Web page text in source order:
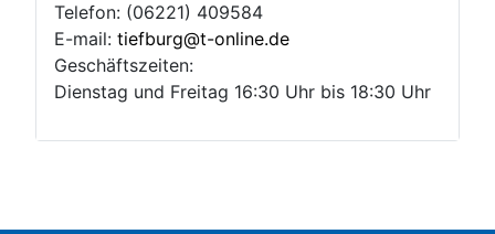
Telefon: (06221) 409584
E-mail: tiefburg@t-online.de
Geschäftszeiten:
Dienstag und Freitag 16:30 Uhr bis 18:30 Uhr